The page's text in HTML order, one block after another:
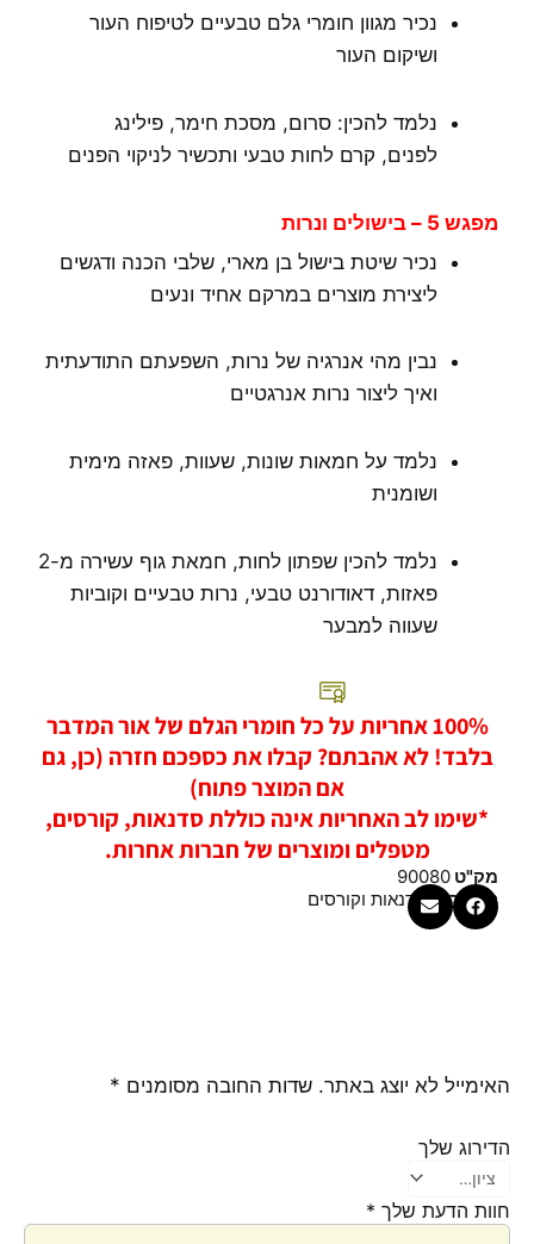
נכיר מגוון חומרי גלם טבעיים לטיפוח העור
ושיקום העור
נלמד להכין: סרום, מסכת חימר, פילינג
לפנים, קרם לחות טבעי ותכשיר לניקוי הפנים
מפגש 5 – בישולים ונרות
נכיר שיטת בישול בן מארי, שלבי הכנה ודגשים
ליצירת מוצרים במרקם אחיד ונעים
נבין מהי אנרגיה של נרות, השפעתם התודעתית
ואיך ליצור נרות אנרגטיים
נלמד על חמאות שונות, שעוות, פאזה מימית
ושומנית
נלמד להכין שפתון לחות, חמאת גוף עשירה מ-2
פאזות, דאודורנט טבעי, נרות טבעיים וקוביות
שעווה למבער
100% אחריות על כל חומרי הגלם של אור המדבר
בלבד! לא אהבתם? קבלו את כספכם חזרה (כן, גם
אם המוצר פתוח)
*שימו לב האחריות אינה כוללת סדנאות, קורסים,
מטפלים ומוצרים של חברות אחרות.
מק"ט 90080
קטגוריה סדנאות וקורסים
האימייל לא יוצג באתר. שדות החובה מסומנים *
הדירוג שלך
חוות הדעת שלך *